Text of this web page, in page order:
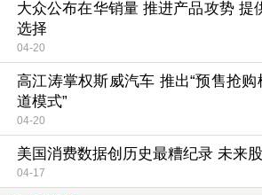
大众公布在华销量 推进产品攻势 提
选择
04-20
高江涛掌权斯威汽车 推出“预售抢购
道模式”
04-20
美国消费数据创历史最糟纪录 未来
04-17